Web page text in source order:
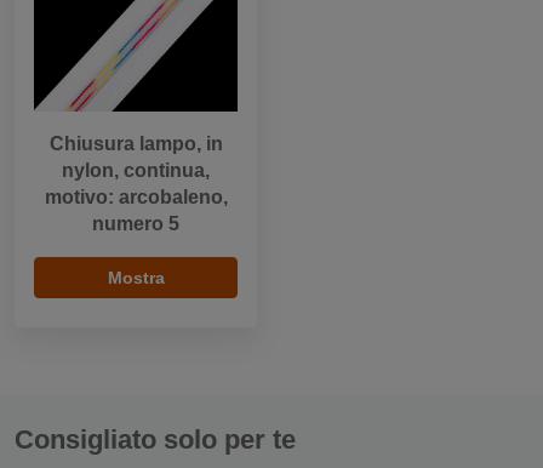
Chiusura lampo, in
nylon, continua,
motivo: arcobaleno,
numero 5
Mostra
Consigliato solo per te